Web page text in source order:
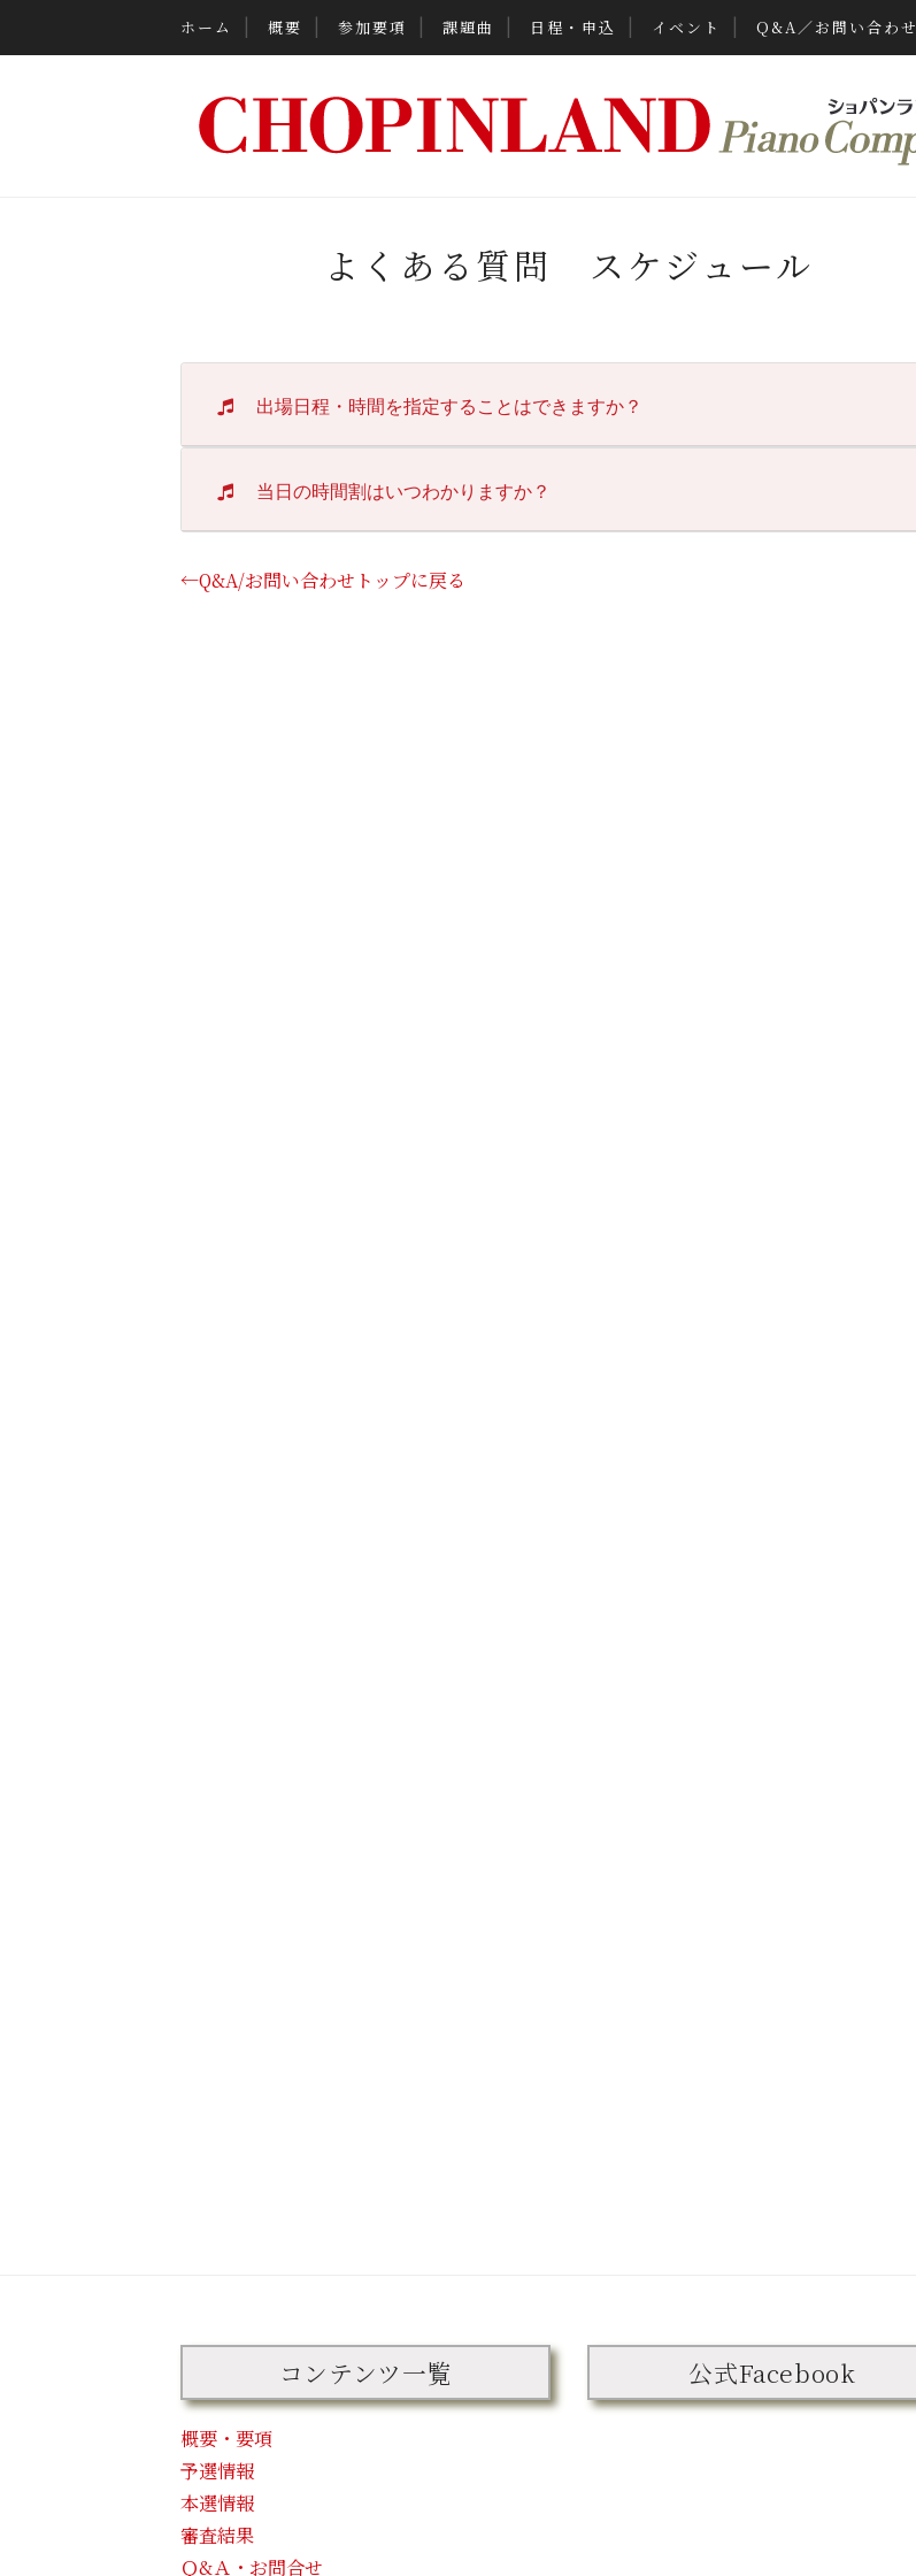
ホーム 概要 参加要項 課題曲 日程・申込 イベント Q&A／お問い合わせ
よくある質問 スケジュール
出場日程・時間を指定することはできますか？
当日の時間割はいつわかりますか？
←Q&A/お問い合わせトップに戻る
コンテンツ一覧
概要・要項
予選情報
本選情報
審査結果
Ｑ&Ａ・お問合せ
公式Facebook